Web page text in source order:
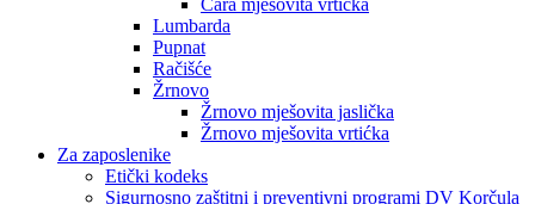
Lumbarda
Pupnat
Račišće
Žrnovo
Žrnovo mješovita jaslička
Žrnovo mješovita vrtićka
Za zaposlenike
Etički kodeks
Sigurnosno zaštitni i preventivni programi DV Korčula